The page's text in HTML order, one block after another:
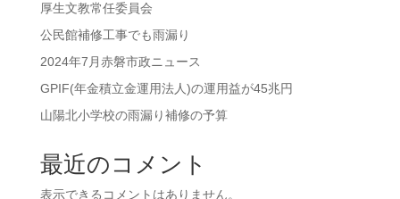
厚生文教常任委員会
公民館補修工事でも雨漏り
2024年7月赤磐市政ニュース
GPIF(年金積立金運用法人)の運用益が45兆円
山陽北小学校の雨漏り補修の予算
最近のコメント
表示できるコメントはありません。